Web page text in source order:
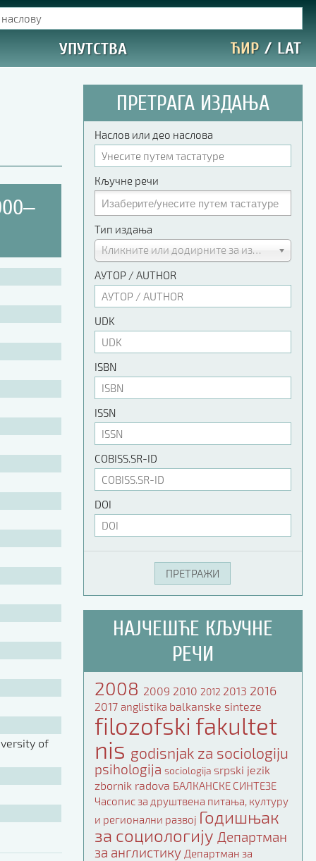
УПУТСТВА ЋИР / LAT
of
ПРЕТРАГА ИЗДАЊА
Наслов или део наслова
Кључне речи
Тип издања
Кликните или додирните за избор
АУТОР / AUTHOR
UDK
ISBN
ISSN
COBISS.SR-ID
DOI
НАЈЧЕШЋЕ КЉУЧНЕ
РЕЧИ
2008 2009 2010 2012 2013 2016
2017 anglistika balkanske sinteze
filozofski fakultet
nis godisnjak za sociologiju
psihologija sociologija srpski jezik
zbornik radova БАЛКАНСКЕ СИНТЕЗЕ
Часопис за друштвена питања, културу
и регионални развој Годишњак
за социологију Департман
за англистику Департман за